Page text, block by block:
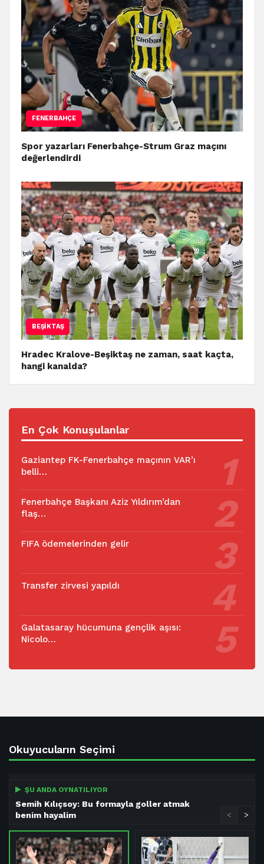
FENERBAHÇE
Spor yazarları Fenerbahçe-Strum Graz maçını
değerlendirdi
BEŞIKTAŞ
Hradec Kralove-Beşiktaş ne zaman, saat kaçta,
hangi kanalda?
En Çok Konuşulanlar
Gaziantep FK-Fenerbahçe maçının VAR’ı
belli…
Fenerbahçe Başkanı Aziz Yıldırım’dan
flaş…
FIFA ödemelerinden gelir
Transfer zirvesi yapıldı
Galatasaray hücumuna gençlik aşısı:
Nicolo…
Okuyucuların Seçimi
ŞU ANDA OYNATILIYOR
Semih Kılıçsoy: Bu formayla goller atmak
benim hayalim
< >